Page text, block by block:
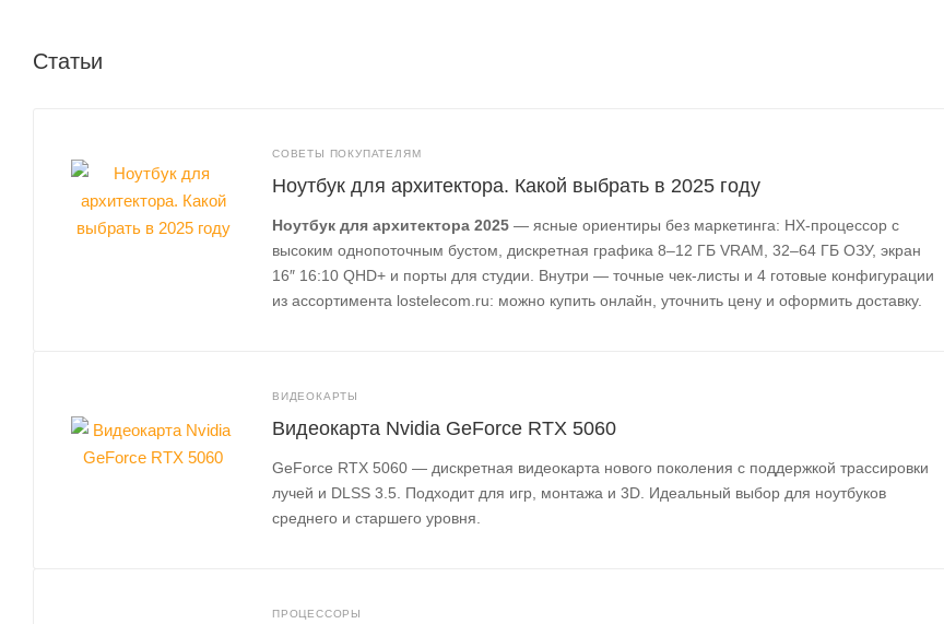
Статьи
СОВЕТЫ ПОКУПАТЕЛЯМ
Ноутбук для архитектора. Какой выбрать в 2025 году
Ноутбук для архитектора 2025 — ясные ориентиры без маркетинга: HX-процессор с
высоким однопоточным бустом, дискретная графика 8–12 ГБ VRAM, 32–64 ГБ ОЗУ, экран
16″ 16:10 QHD+ и порты для студии. Внутри — точные чек-листы и 4 готовые конфигурации
из ассортимента lostelecom.ru: можно купить онлайн, уточнить цену и оформить доставку.
ВИДЕОКАРТЫ
Видеокарта Nvidia GeForce RTX 5060
GeForce RTX 5060 — дискретная видеокарта нового поколения с поддержкой трассировки
лучей и DLSS 3.5. Подходит для игр, монтажа и 3D. Идеальный выбор для ноутбуков
среднего и старшего уровня.
ПРОЦЕССОРЫ